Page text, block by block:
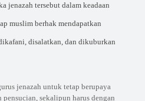
jenazah tersebut dalam keadaan
muslim berhak mendapatkan
disalatkan, dan dikuburkan
jenazah untuk tetap berupaya
sekalipun harus dengan